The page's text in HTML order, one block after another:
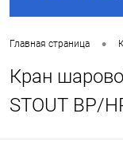
Главная страница •
Кран
STOUT ВР/